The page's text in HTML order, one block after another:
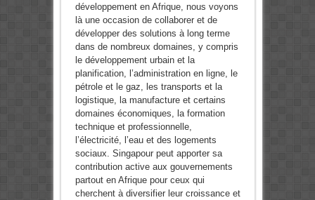
développement en Afrique, nous voyons
là une occasion de collaborer et de
développer des solutions à long terme
dans de nombreux domaines, y compris
le développement urbain et la
planification, l’administration en ligne, le
pétrole et le gaz, les transports et la
logistique, la manufacture et certains
domaines économiques, la formation
technique et professionnelle,
l’électricité, l’eau et des logements
sociaux. Singapour peut apporter sa
contribution active aux gouvernements
partout en Afrique pour ceux qui
cherchent à diversifier leur croissance et